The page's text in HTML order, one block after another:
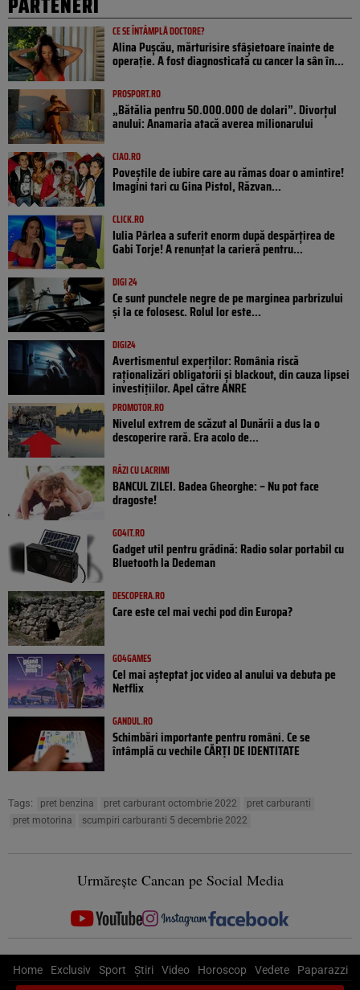
CE SE ÎNTÂMPLĂ DOCTORE?
Alina Pușcău, mărturisire sfâșietoare înainte de
operație. A fost diagnosticată cu cancer la sân în...
PROSPORT.RO
„Bătălia pentru 50.000.000 de dolari”. Divorțul
anului: Anamaria atacă averea milionarului
CIAO.RO
Poveştile de iubire care au rămas doar o amintire!
Imagini tari cu Gina Pistol, Răzvan...
CLICK.RO
Iulia Pârlea a suferit enorm după despărțirea de
Gabi Torje! A renunțat la carieră pentru...
DIGI 24
Ce sunt punctele negre de pe marginea parbrizului
și la ce folosesc. Rolul lor este...
DIGI24
Avertismentul experților: România riscă
raționalizări obligatorii și blackout, din cauza lipsei
investițiilor. Apel către ANRE
PROMOTOR.RO
Nivelul extrem de scăzut al Dunării a dus la o
descoperire rară. Era acolo de...
RÂZI CU LACRIMI
BANCUL ZILEI. Badea Gheorghe: – Nu pot face
dragoste!
GO4IT.RO
Gadget util pentru grădină: Radio solar portabil cu
Bluetooth la Dedeman
DESCOPERA.RO
Care este cel mai vechi pod din Europa?
GO4GAMES
Cel mai așteptat joc video al anului va debuta pe
Netflix
GANDUL.RO
Schimbări importante pentru români. Ce se
întâmplă cu vechile CĂRȚI DE IDENTITATE
Tags: pret benzina pret carburant octombrie 2022
pret carburanti
pret motorina
scumpiri carburanti 5 decembrie 2022
Urmărește Cancan pe Social Media
Home Exclusiv Sport Știri Video Horoscop Vedete Paparazzi